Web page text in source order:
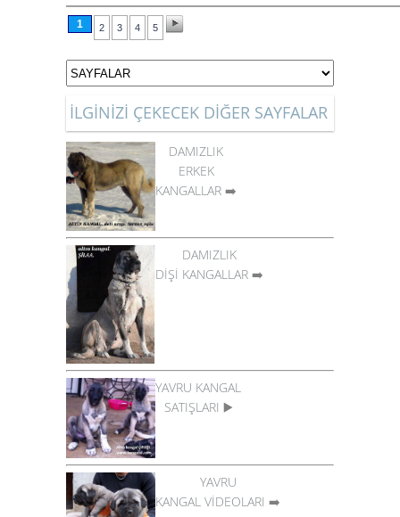
1 2 3 4 5
İLGİNİZİ ÇEKECEK DİĞER SAYFALAR
DAMIZLIK
ERKEK
KANGALLAR ➡️
DAMIZLIK
DİŞİ KANGALLAR ➡️
YAVRU KANGAL
SATIŞLARI ▶️
YAVRU
KANGAL VİDEOLARI ➡️